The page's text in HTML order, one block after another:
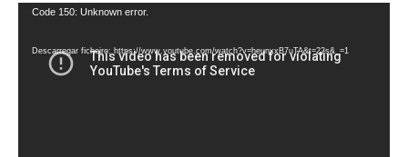
Reprodutor
vídeo
Code 150: Unknown error.
Descarregar ficheiro: https://www.youtube.com/watch?v=heunxxB7uTA&t=22s&_=1